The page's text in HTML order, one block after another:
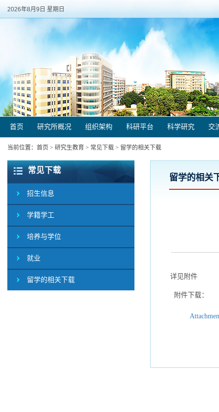
2026年8月9日 星期日
首页 研究所概况 组织架构 科研平台 科学研究 交
当前位置： 首页 > 研究生教育 > 常见下载 > 留学的相关下载
常见下载
招生信息
学籍学工
培养与学位
就业
留学的相关下载
留学的相关
详见附件
附件下载：